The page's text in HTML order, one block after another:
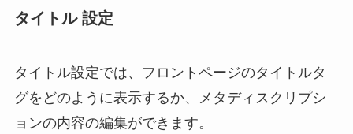
タイトル 設定
タイトル設定では、フロントページのタイトルタ
グをどのように表示するか、メタディスクリプシ
ョンの内容の編集ができます。